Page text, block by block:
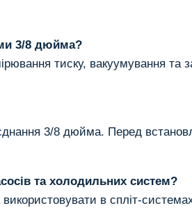
3/8 дюйма?
тиску, вакуумування та
3/8 дюйма. Перед
та холодильних систем?
в спліт-